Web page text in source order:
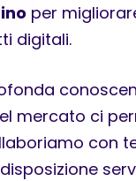
per
digitali.
mercato ci
con